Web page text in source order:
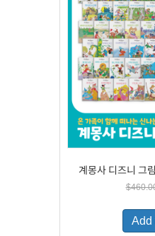
계몽사 디즈니 그
$
Add